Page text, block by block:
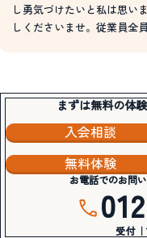
し勇気づけたいと私は思い
しくださいませ。従業員全
まずは無料の体
入会相談
無料体験
お電話でのお問
受付